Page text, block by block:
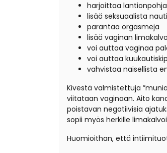
harjoittaa
lisää seksuaalista
parantaa orgasmeja
lisää vaginan
voi auttaa vaginaa
voi auttaa
vahvistaa naisellista
Kivestä valmistettuja
viitataan vaginaan. Aito
poistavan negatiivisia
sopii myös herkille
Huomioithan, että